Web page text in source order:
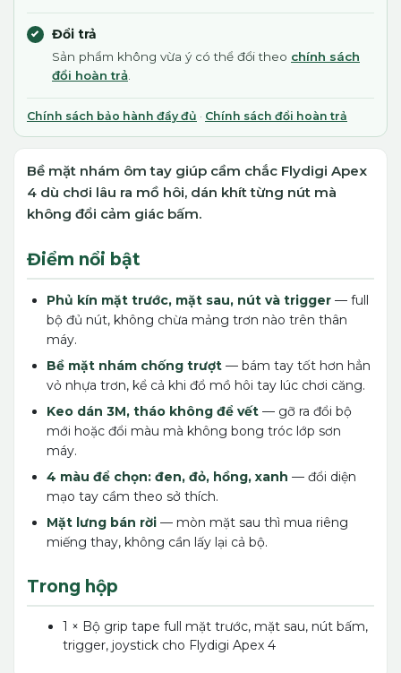
Đổi trả
Sản phẩm không vừa ý có thể đổi theo chính sách
đổi hoàn trả
Chính sách bảo hành đầy đủ · Chính sách đổi hoàn trả
Bề mặt nhám ôm tay giúp cầm chắc Flydigi Apex
4 dù chơi lâu ra mồ hôi, dán khít từng nút mà
không đổi cảm giác bấm.
Điểm nổi bật
Phủ kín mặt trước, mặt sau, nút và trigger — full
bộ đủ nút, không chừa mảng trơn nào trên thân
máy.
Bề mặt nhám chống trượt — bám tay tốt hơn hẳn
vỏ nhựa trơn, kể cả khi đổ mồ hôi tay lúc chơi căng.
Keo dán 3M, tháo không để vết — gỡ ra đổi bộ
mới hoặc đổi màu mà không bong tróc lớp sơn
máy.
4 màu để chọn: đen, đỏ, hồng, xanh — đổi diện
mạo tay cầm theo sở thích.
Mặt lưng bán rời — mòn mặt sau thì mua riêng
miếng thay, không cần lấy lại cả bộ.
Trong hộp
1 × Bộ grip tape full mặt trước, mặt sau, nút bấm,
trigger, joystick cho Flydigi Apex 4